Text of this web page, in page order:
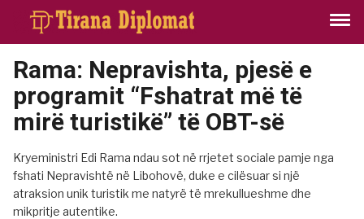
Rama: Nepravishta, pjesë e
programit “Fshatrat më të
mirë turistikë” të OBT-së
Kryeministri Edi Rama ndau sot në rrjetet sociale pamje nga
fshati Nepravishtë në Libohovë, duke e cilësuar si një
atraksion unik turistik me natyrë të mrekullueshme dhe
mikpritje autentike.